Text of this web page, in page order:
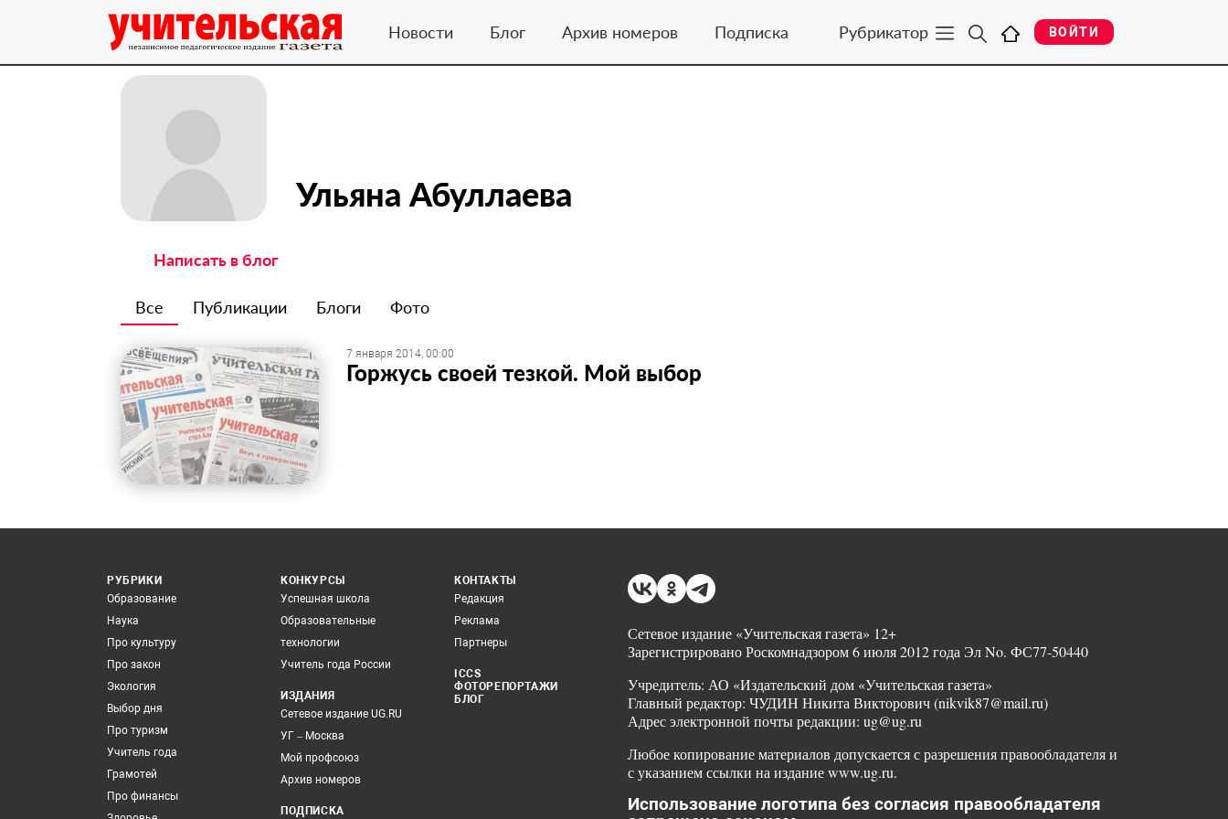
Новости Блог Архив номеров Подписка Рубрикатор ВОЙТИ
Ульяна Абуллаева
Написать в блог
Все Публикации Блоги Фото
7 января 2014, 00:00
Горжусь своей тезкой. ​Мой выбор
РУБРИКИ
Образование
Наука
Про культуру
Про закон
Экология
Выбор дня
Про туризм
Учитель года
Грамотей
Про финансы
КОНКУРСЫ
Успешная школа
Образовательные
технологии
Учитель года России
ИЗДАНИЯ
Сетевое издание UG.RU
УГ – Москва
Мой профсоюз
Архив номеров
ПОДПИСКА
КОНТАКТЫ
Редакция
Реклама
Партнеры
ICCS
ФОТОРЕПОРТАЖИ
БЛОГ
Сетевое издание «Учительская газета» 12+
Зарегистрировано Роскомнадзором 6 июля 2012 года Эл No. ФС77-50440
Учредитель: АО «Издательский дом «Учительская газета»
Главный редактор: ЧУДИН Никита Викторович (nikvik87@mail.ru)
Адрес электронной почты редакции: ug@ug.ru
Любое копирование материалов допускается с разрешения правообладателя и
с указанием ссылки на издание www.ug.ru.
Использование логотипа без согласия правообладателя